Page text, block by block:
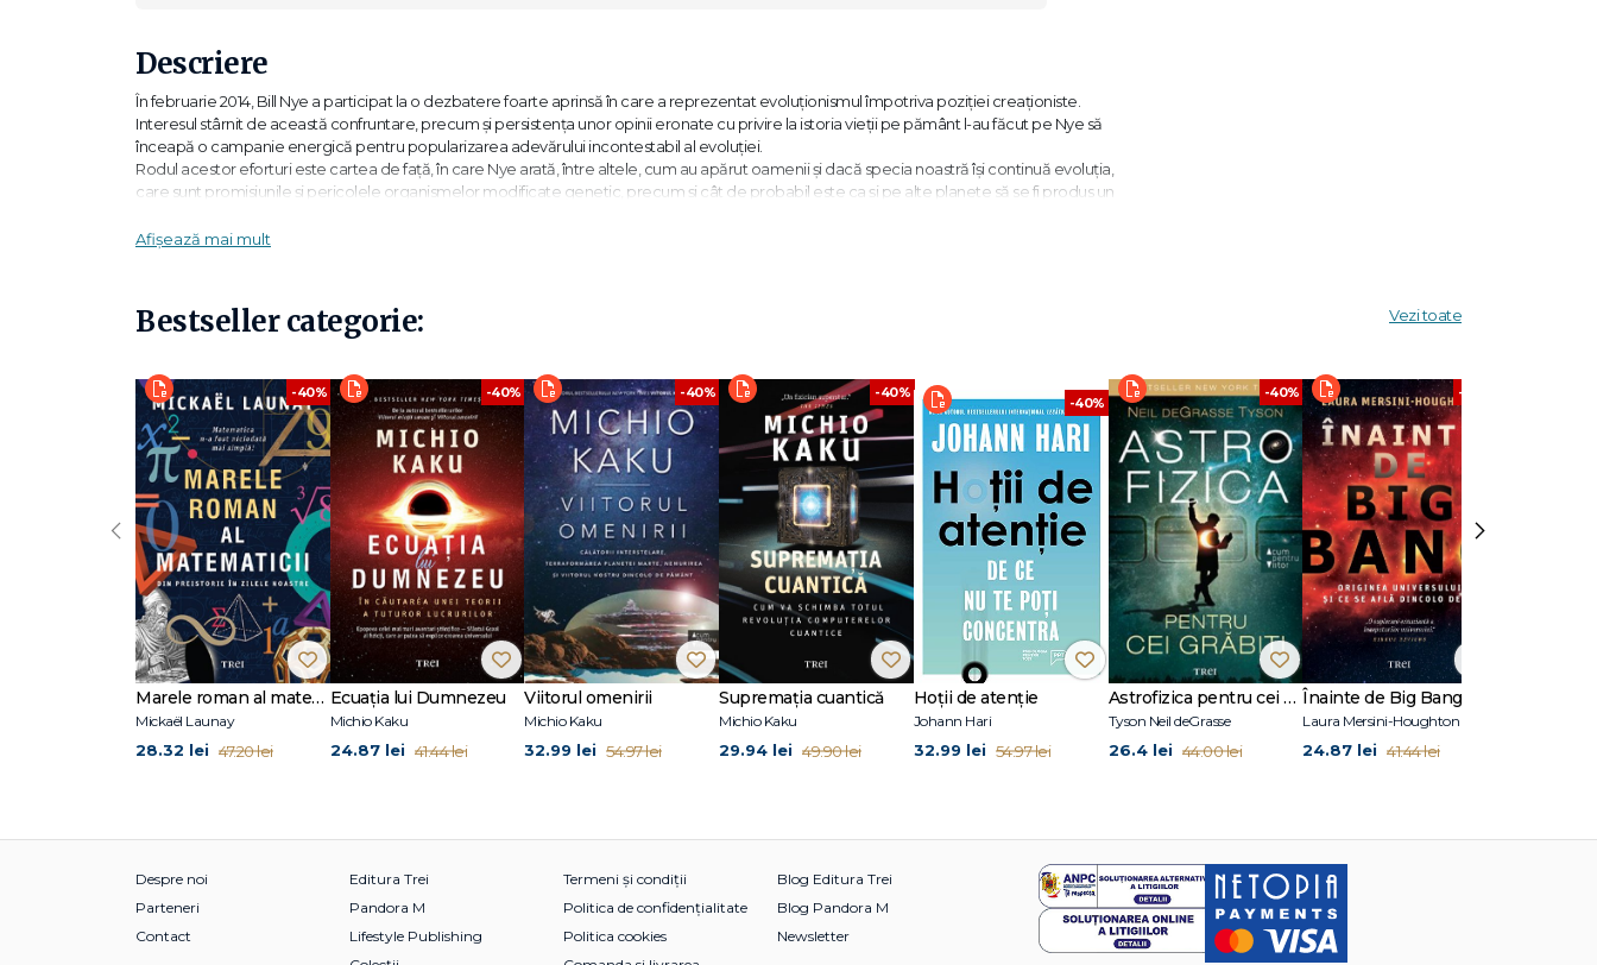
Descriere
În februarie 2014, Bill Nye a participat la o dezbatere foarte aprinsă în care a reprezentat evoluționismul împotriva poziției creaționiste.
Interesul stârnit de această confruntare, precum și persistența unor opinii eronate cu privire la istoria vieții pe pământ l-au făcut pe Nye să
înceapă o campanie energică pentru popularizarea adevărului incontestabil al evoluției.
Rodul acestor eforturi este cartea de față, în care Nye arată, între altele, cum au apărut oamenii și dacă specia noastră își continuă evoluția,
care sunt promisiunile și pericolele organismelor modificate genetic, precum și cât de probabil este ca și pe alte planete să se fi produs un
„Cu stilul sau șarmant și degajat, Bill îi ajută pe cititori să vadă natura așa cum este, nu cum și-ar dori unii să fie. Și, după cum mă așteptam, se
„Bill Nye prezintă evoluționismul cum nu se poate mai convingător." – The Wall Street Journal
„Un cadou excelent pentru toți cei care au nevoie de o introducere în perspectiva științifică asupra lumii." – Scientific American
„Bill Nye a scris una dintre cele mai clare și mai convingătoare explicații ale evoluției de la Originea speciilor încoace." – Micheal Shermer,
editor skeptic Magazine
Bill Nye (n. 1955) este scriitor, actor, prezentator TV și inventator american. Nye a lucrat aproape zece ani ca inginer mecanic la Boeing, apoi
a fost comediant de televiziune, dar a devenit faimos ca prezentator al emisiunii de popularizare a științei Bill Nye the Science Guy, produsă
de Disney și PBS în perioada 1993-1998, care a obținut 19 premii Emmy. Începând din 2017, Nye are o emisiune pe Netflix — Bill Nye Saves the
World.
Incontestabil. Evoluția și știința creației, apărută în 2014, precum și celelalte două cărți ale sale, Unstoppable: Harnessing Science to Change
the World (2015) și Everything All at Once (2017) s-au bucurat de un mare succes în întreaga lume.
Pe lângă cărțile de popularizare a științei, Nye este autorul seriei pentru copii Jack și geniile, din care Pandora M a publicat deja La capătul
lumii și În adâncurile marii albastre.
Îl puteți urmări pe www.billnye.com
Afișează mai mult
Bestseller categorie: Vezi toate
-40%
Marele roman al matematicii
Mickaël Launay
28.32 lei 47.20 lei
-40%
Ecuația lui Dumnezeu
Michio Kaku
24.87 lei 41.44 lei
-40%
Viitorul omenirii
Michio Kaku
32.99 lei 54.97 lei
-40%
Supremația cuantică
Michio Kaku
29.94 lei 49.90 lei
-40%
Hoții de atenție
Johann Hari
32.99 lei 54.97 lei
-40%
Astrofizica pentru cei grăbiți
Tyson Neil deGrasse
26.4 lei 44.00 lei
-40%
Înainte de Big Bang
Laura Mersini-Houghton
24.87 lei 41.44 lei
‹ ›
Despre noi
Parteneri
Contact
Editura Trei
Pandora M
Lifestyle Publishing
Termeni și condiții
Politica de confidențialitate
Politica cookies
Blog Editura Trei
Blog Pandora M
Newsletter